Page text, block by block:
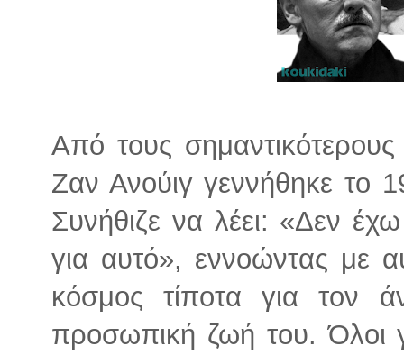
Από τους
Ζαν Ανούιγ γεννήθηκε το
Συνήθιζε να λέει: «Δεν
για αυτό», εννοώντας με
κόσμος τίποτα για τον
προσωπική ζωή του. Όλοι